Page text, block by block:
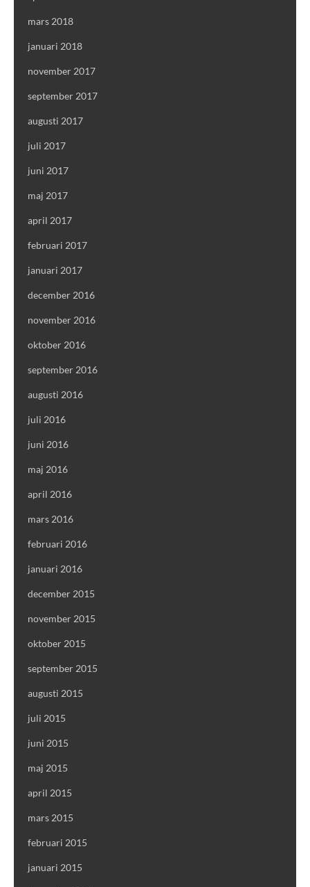
mars 2018
januari 2018
november 2017
september 2017
augusti 2017
juli 2017
juni 2017
maj 2017
april 2017
februari 2017
januari 2017
december 2016
november 2016
oktober 2016
september 2016
augusti 2016
juli 2016
juni 2016
maj 2016
april 2016
mars 2016
februari 2016
januari 2016
december 2015
november 2015
oktober 2015
september 2015
augusti 2015
juli 2015
juni 2015
maj 2015
april 2015
mars 2015
februari 2015
januari 2015